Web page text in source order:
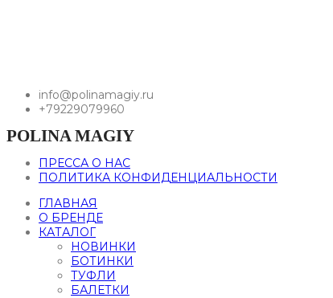
info@polinamagiy.ru
+79229079960
POLINA MAGIY
ПРЕССА О НАС
ПОЛИТИКА КОНФИДЕНЦИАЛЬНОСТИ
ГЛАВНАЯ
О БРЕНДЕ
КАТАЛОГ
НОВИНКИ
БОТИНКИ
ТУФЛИ
БАЛЕТКИ